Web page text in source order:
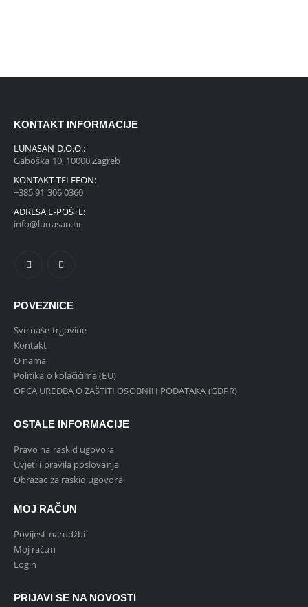
KONTAKT INFORMACIJE
LUNASAN D.O.O.:
Gaboška 10, 10000 Zagreb
KONTAKT TELEFON:
+385 91 306 0360
ADRESA E-POŠTE:
info@lunasan.hr
POVEZNICE
Sve naše trgovine
Kontakt
O nama
Politika o kolačićima (EU)
OPĆA UREDBA O ZAŠTITI OSOBNIH PODATAKA (GDPR)
OSTALE INFORMACIJE
Pravo na raskid ugovora
Uvjeti i pravila poslovanja
Obrazac za raskid ugovora
MOJ RAČUN
Povijest narudžbi
Moj račun
Login
PRIJAVI SE NA NOVOSTI